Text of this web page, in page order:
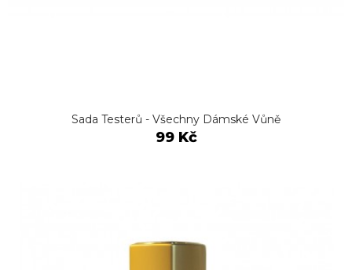
Sada Testerů - Všechny Dámské Vůně
99 Kč